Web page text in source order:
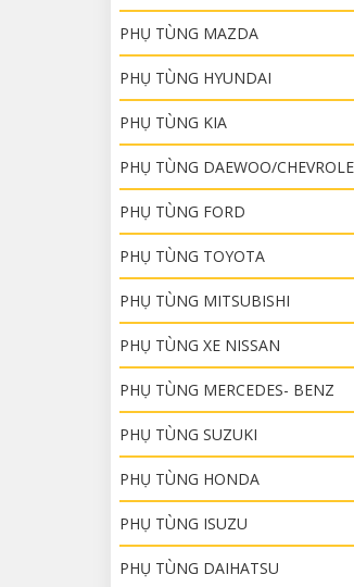
PHỤ TÙNG MAZDA
PHỤ TÙNG HYUNDAI
PHỤ TÙNG KIA
PHỤ TÙNG DAEWOO/
PHỤ TÙNG FORD
PHỤ TÙNG TOYOTA
PHỤ TÙNG MITSUBISHI
PHỤ TÙNG XE NISSAN
PHỤ TÙNG MERCEDES- BENZ
PHỤ TÙNG SUZUKI
PHỤ TÙNG HONDA
PHỤ TÙNG ISUZU
PHỤ TÙNG DAIHATSU